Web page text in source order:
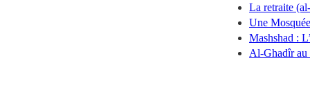
La retraite
Une
Mashshad :
Al-Ghadîr